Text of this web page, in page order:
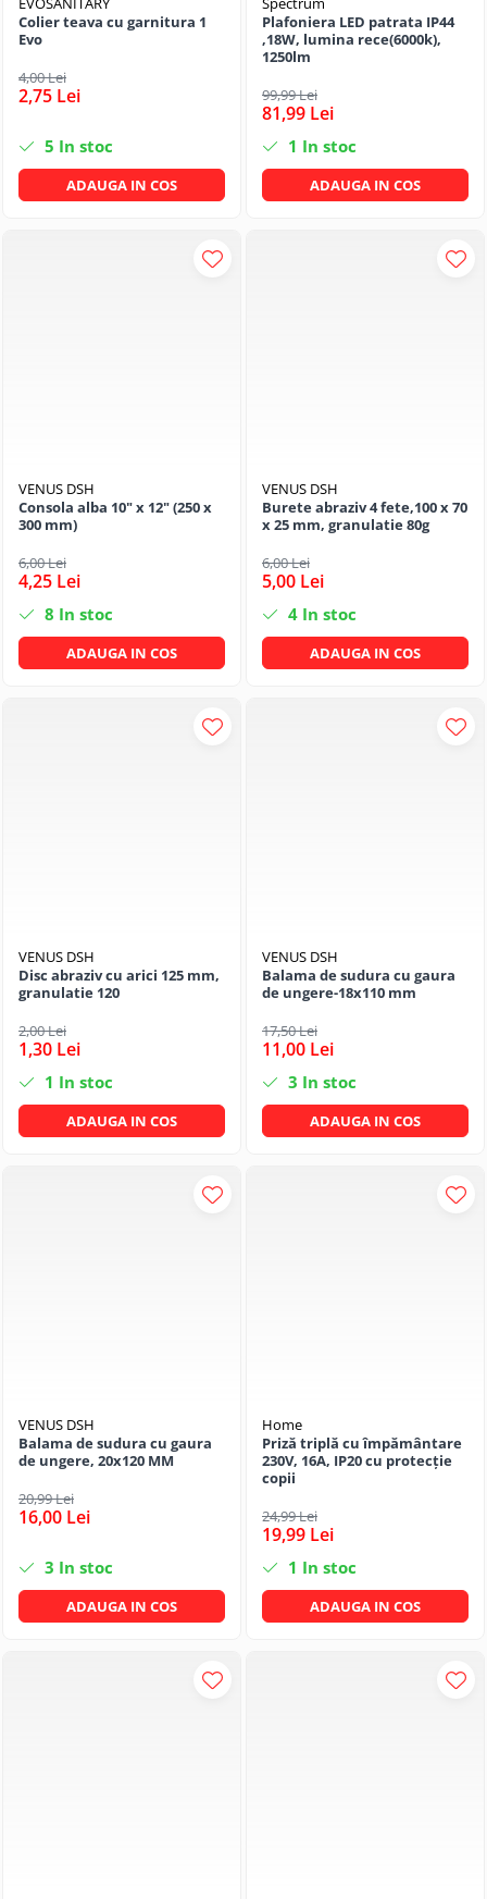
Colier teava cu garnitura 1
Evo
4,00 Lei
2,75 Lei
5 In stoc
ADAUGA IN COS
Plafoniera LED patrata IP44
,18W, lumina rece(6000k),
1250lm
99,99 Lei
81,99 Lei
1 In stoc
ADAUGA IN COS
VENUS DSH
Consola alba 10" x 12" (250 x
300 mm)
6,00 Lei
4,25 Lei
8 In stoc
ADAUGA IN COS
VENUS DSH
Burete abraziv 4 fete,100 x 70
x 25 mm, granulatie 80g
6,00 Lei
5,00 Lei
4 In stoc
ADAUGA IN COS
VENUS DSH
Disc abraziv cu arici 125 mm,
granulatie 120
2,00 Lei
1,30 Lei
1 In stoc
ADAUGA IN COS
VENUS DSH
Balama de sudura cu gaura
de ungere-18x110 mm
17,50 Lei
11,00 Lei
3 In stoc
ADAUGA IN COS
VENUS DSH
Balama de sudura cu gaura
de ungere, 20x120 MM
20,99 Lei
16,00 Lei
3 In stoc
ADAUGA IN COS
Home
Priză triplă cu împământare
230V, 16A, IP20 cu protecție
copii
24,99 Lei
19,99 Lei
1 In stoc
ADAUGA IN COS